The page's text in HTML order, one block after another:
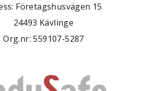
Företagshusvägen 15
24493 Kävlinge
Org.nr: 559107-5287